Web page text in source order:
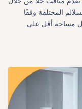
المختلفة وفقًا
مساحة أقل على